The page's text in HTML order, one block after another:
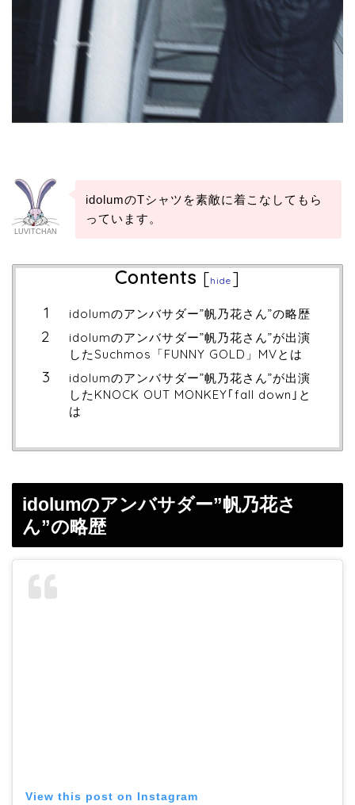
LUVITCHAN
idolumのTシャツを素敵に着こなしてもら
っています。
Contents [hide ]
idolumのアンバサダー”帆乃花さん”の略歴
idolumのアンバサダー”帆乃花さん”が出演
したSuchmos「FUNNY GOLD」MVとは
idolumのアンバサダー”帆乃花さん”が出演
したKNOCK OUT MONKEY｢fall down｣と
は
idolumのアンバサダー”帆乃花さ
ん”の略歴
View this post on Instagram